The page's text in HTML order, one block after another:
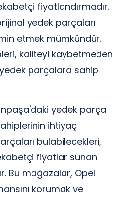
fiyatlandırmadır.
yedek parçaları
etmek mümkündür.
kaliteyi kaybetmeden
parçalara sahip
yedek parça
ihtiyaç
bulabilecekleri,
fiyatlar sunan
Bu mağazalar, Opel
korumak ve